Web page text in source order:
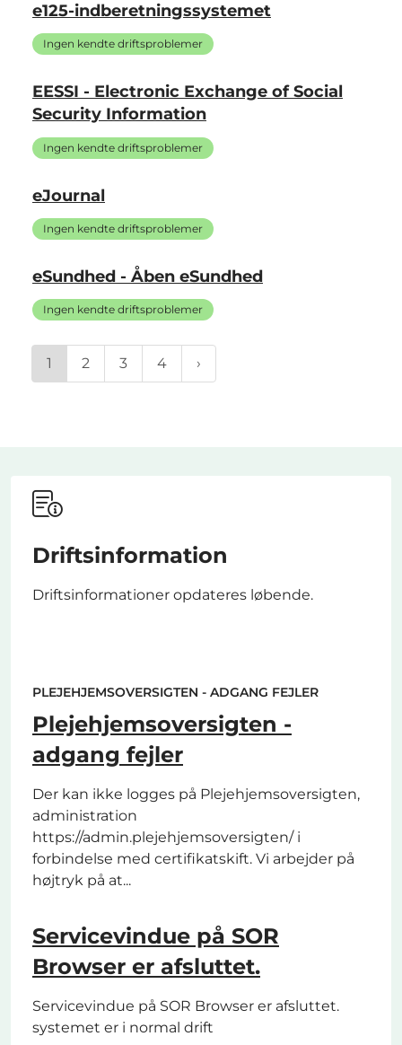
e125-indberetningssystemet
Ingen kendte driftsproblemer
EESSI - Electronic Exchange of Social
Security Information
Ingen kendte driftsproblemer
eJournal
Ingen kendte driftsproblemer
eSundhed - Åben eSundhed
Ingen kendte driftsproblemer
1 2 3 4
Driftsinformation
Driftsinformationer opdateres løbende.
PLEJEHJEMSOVERSIGTEN - ADGANG FEJLER
Plejehjemsoversigten -
adgang fejler
Der kan ikke logges på Plejehjemsoversigten,
administration
https://admin.plejehjemsoversigten/ i
forbindelse med certifikatskift. Vi arbejder på
højtryk på at...
Servicevindue på SOR
Browser er afsluttet.
Servicevindue på SOR Browser er afsluttet.
systemet er i normal drift